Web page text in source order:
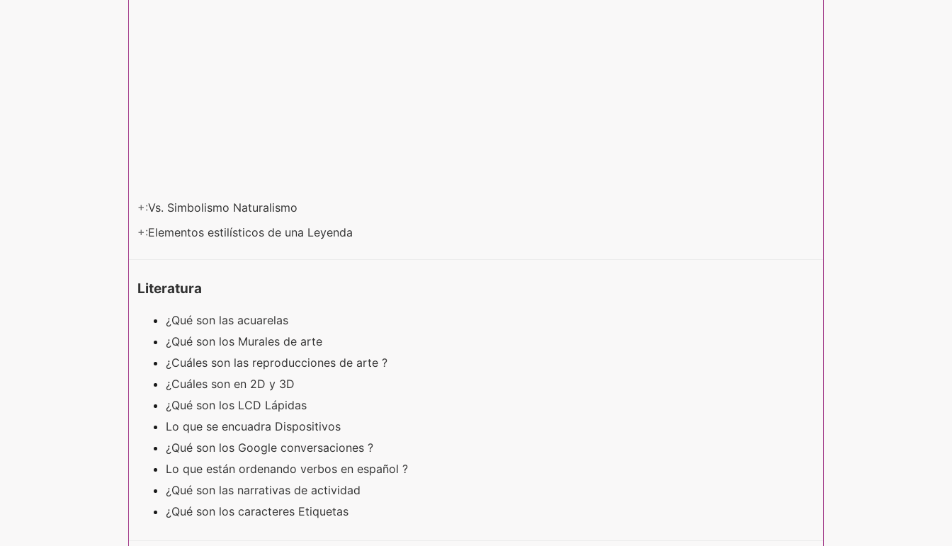
+:Vs. Simbolismo Naturalismo
+:Elementos estilísticos de una Leyenda
Literatura
¿Qué son las acuarelas
¿Qué son los Murales de arte
¿Cuáles son las reproducciones de arte ?
¿Cuáles son en 2D y 3D
¿Qué son los LCD Lápidas
Lo que se encuadra Dispositivos
¿Qué son los Google conversaciones ?
Lo que están ordenando verbos en español ?
¿Qué son las narrativas de actividad
¿Qué son los caracteres Etiquetas